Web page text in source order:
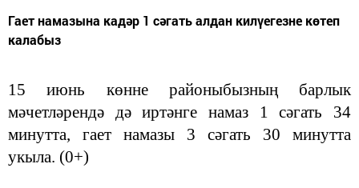
Гает намазына кадәр 1 сәгать алдан килүегезне көтеп
калабыз
15 июнь көнне районыбызның барлык
мәчетләрендә дә иртәнге намаз 1 сәгать 34
минутта, гает намазы 3 сәгать 30 минутта
укыла. (0+)